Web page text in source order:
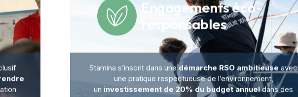
Engagements éco-
responsables
Stamina s’inscrit dans une démarche RSO ambitieuseavec
une pratique respectueuse de l’environnement,
un investissement de 20% du budget annueldans des